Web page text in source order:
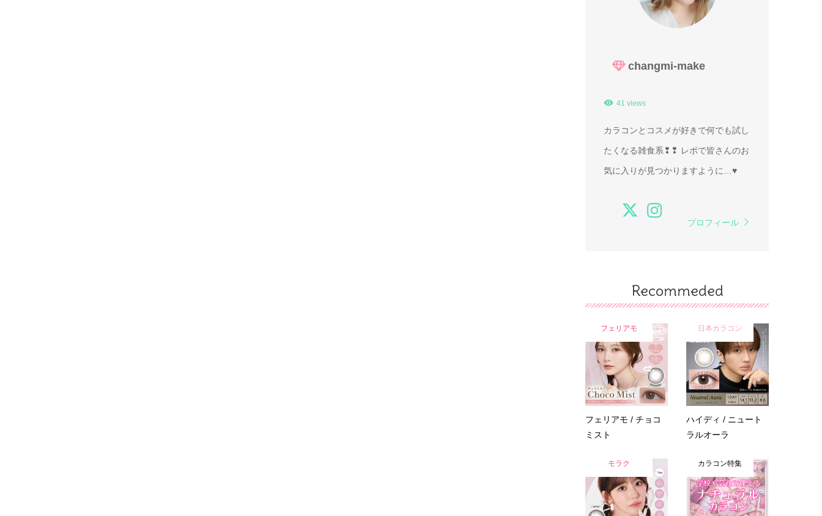
changmi-make
41 views
カラコンとコスメが好きで何でも試し
たくなる雑食系❢❢ レポで皆さんのお
気に入りが見つかりますように…♥
プロフィール
Recommeded
フェリアモ
フェリアモ / チョコ
ミスト
日本カラコン
ハイディ / ニュート
ラルオーラ
モラク カラコン特集